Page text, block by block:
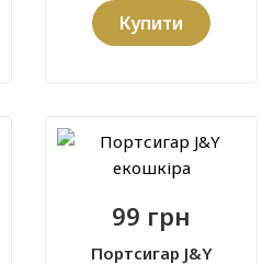
Купити
99 грн
Портсигар J&Y